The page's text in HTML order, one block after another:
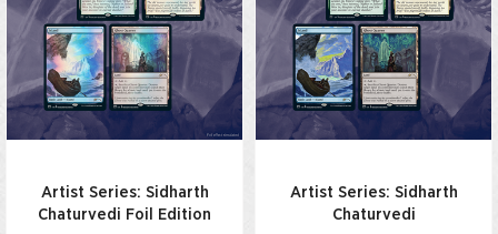
Artist Series: Sidharth
Chaturvedi Foil Edition
Artist Series: Sidharth
Chaturvedi